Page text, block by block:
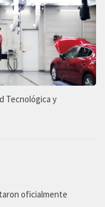
Tecnológica y
oficialmente